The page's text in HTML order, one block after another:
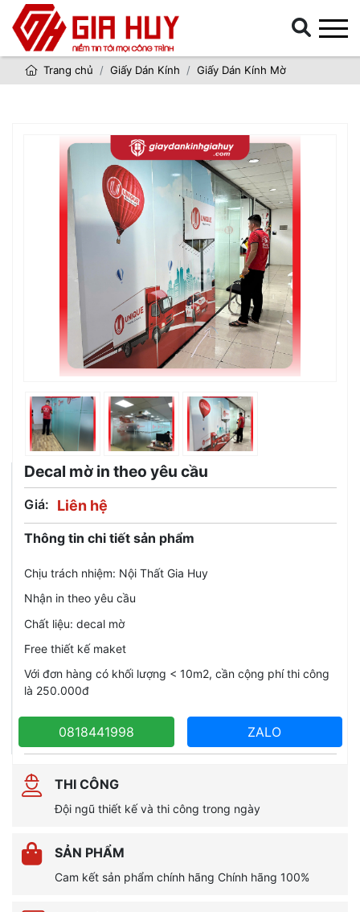
Trang chủ Giấy Dán Kính Giấy Dán Kính Mờ
Decal mờ in theo yêu cầu
Giá: Liên hệ
Thông tin chi tiết sản phẩm
Chịu trách nhiệm: Nội Thất Gia Huy
Nhận in theo yêu cầu
Chất liệu: decal mờ
Free thiết kế maket
Với đơn hàng có khối lượng < 10m2, cần cộng phí thi công
là 250.000đ
0818441998 ZALO
THI CÔNG
Đội ngũ thiết kế và thi công trong ngày
SẢN PHẨM
Cam kết sản phẩm chính hãng Chính hãng 100%